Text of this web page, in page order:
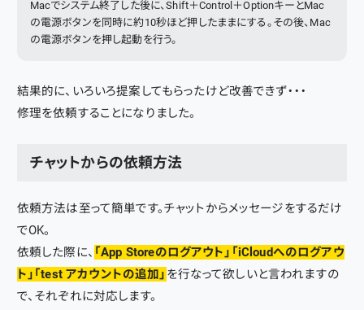
Macでシステム終了した後に、Shift＋Control＋OptionキーとMac
の電源ボタンを同時に約10秒ほど押したままにする。その後、Mac
の電源ボタンを押し起動を行う。
結果的に、いろいろ提案してもらったけど改善できず・・・
修理を依頼することになりました。
チャットからの依頼方法
依頼方法は至って簡単です。チャットからメッセージをするだけ
でOK。
依頼した際に、 「App Storeのログアウト」「iCloudへのログアウ
ト」「test アカウントの追加」 を行なって欲しいと言われますの
で、それぞれに対応します。